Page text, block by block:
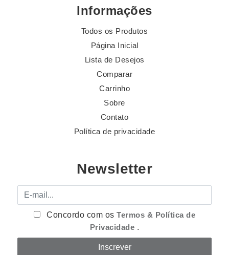
Informações
Todos os Produtos
Página Inicial
Lista de Desejos
Comparar
Carrinho
Sobre
Contato
Política de privacidade
Newsletter
E-mail
Concordo com osTermos & Política de
Privacidade .